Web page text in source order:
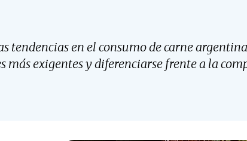
tendencias en el consumo de carne
más exigentes y diferenciarse frente a la